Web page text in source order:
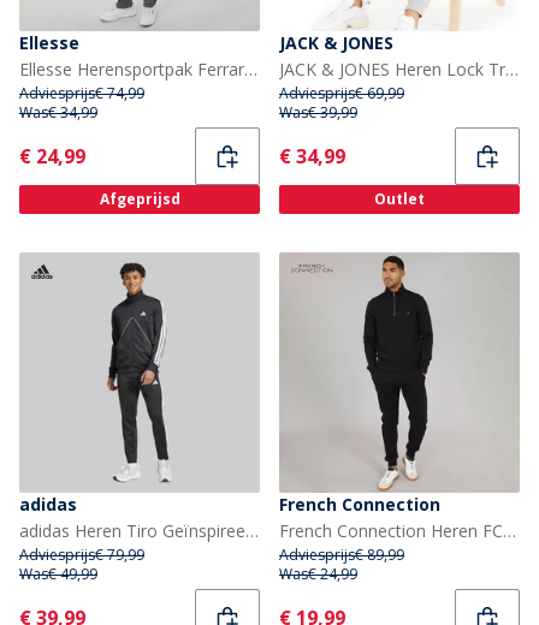
Ellesse
Ellesse Herensportpak Ferrari Poly Donkergrijs
Adviesprijs€ 74,99
Was€ 34,99
Current
€ 24,99
Afgeprijsd
JACK & JONES
JACK & JONES Heren Lock Trainingspak Alloy
Adviesprijs€ 69,99
Was€ 39,99
Current
€ 34,99
Outlet
adidas
adidas Heren Tiro Geïnspireerd Trainingspak Zwart
Adviesprijs€ 79,99
Was€ 49,99
Current
€ 39,99
French Connection
French Connection Heren FC 1 / 2 Rits Trainingspak Zwart
Adviesprijs€ 89,99
Was€ 24,99
Current
€ 19,99